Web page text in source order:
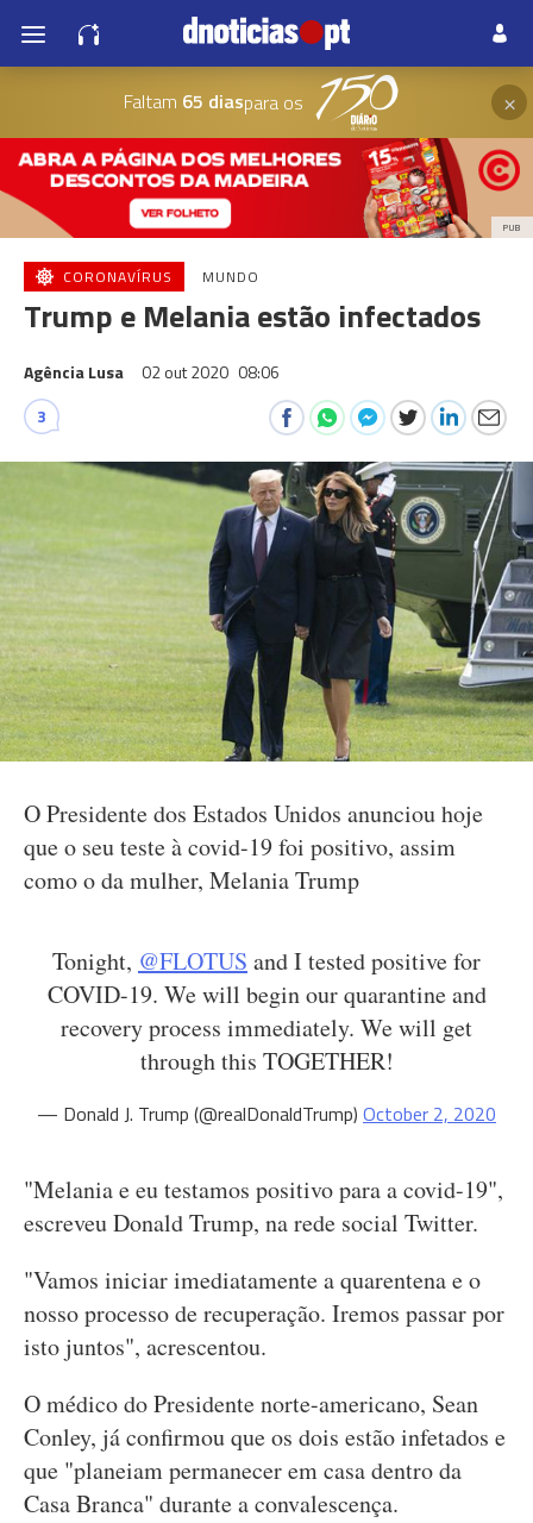
Faltam 65 diaspara os ×
PUB
CORONAVÍRUS MUNDO
Trump e Melania estão infectados
Agência Lusa 02 out 2020 08:06
3
O Presidente dos Estados Unidos anunciou hoje
que o seu teste à covid-19 foi positivo, assim
como o da mulher, Melania Trump
Tonight, @FLOTUS and I tested positive for
COVID-19. We will begin our quarantine and
recovery process immediately. We will get
through this TOGETHER!
— Donald J. Trump (@realDonaldTrump) October 2, 2020
"Melania e eu testamos positivo para a covid-19",
escreveu Donald Trump, na rede social Twitter.
"Vamos iniciar imediatamente a quarentena e o
nosso processo de recuperação. Iremos passar por
isto juntos", acrescentou.
O médico do Presidente norte-americano, Sean
Conley, já confirmou que os dois estão infetados e
que "planeiam permanecer em casa dentro da
Casa Branca" durante a convalescença.